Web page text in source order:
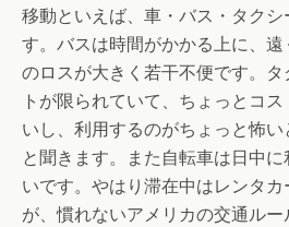
移動といえば、車・バス・タク
す。バスは時間がかかる上に、
のロスが大きく若干不便です。
トが限られていて、ちょっとコ
いし、利用するのがちょっと怖
と聞きます。また自転車は日中
いです。やはり滞在中はレンタ
が、慣れないアメリカの交通ル